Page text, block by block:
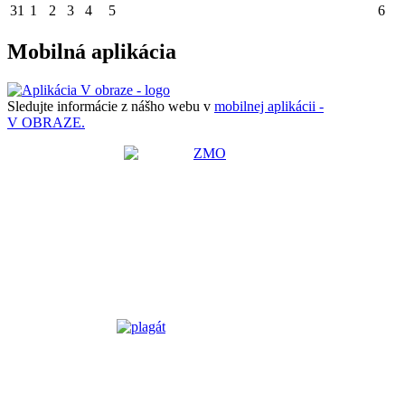
31 1 2 3 4 5 6
Mobilná aplikácia
Sledujte informácie z nášho webu v mobilnej aplikácii -
V OBRAZE.